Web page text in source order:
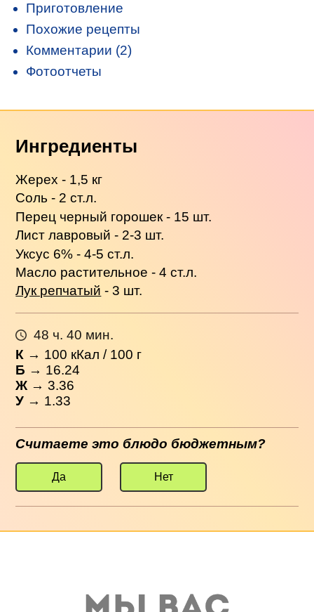
Приготовление
Похожие рецепты
Комментарии (2)
Фотоотчеты
Ингредиенты
Жерех - 1,5 кг
Соль - 2 ст.л.
Перец черный горошек - 15 шт.
Лист лавровый - 2-3 шт.
Уксус 6% - 4-5 ст.л.
Масло растительное - 4 ст.л.
Лук репчатый - 3 шт.
48 ч. 40 мин.
К → 100 кКал / 100 г
Б → 16.24
Ж → 3.36
У → 1.33
Считаете это блюдо бюджетным?
Да Нет